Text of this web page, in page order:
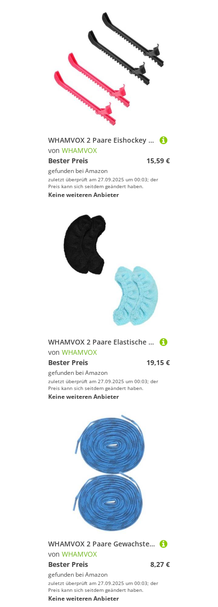
WHAMVOX 2 Paare Eishockey Schlittschuh Kufen Schutz Skate Guards Schwarz Praktisch Langlebig Einfach zu Benutzen für Eiskunstlauf und Hockey Schlittschuhe
von WHAMVOX
Bester Preis
15,59 €
gefunden bei Amazon
zuletzt überprüft am 27.09.2025 um 00:03; der
Preis kann sich seitdem geändert haben.
Keine weiteren Anbieter
WHAMVOX 2 Paare Elastische Schlittschuh kufenschoner für Weiche Schützende Eislaufschuhüberzüge Schwarz Hellblau für Hockey Kunstlaufkufen
von WHAMVOX
Bester Preis
19,15 €
gefunden bei Amazon
zuletzt überprüft am 27.09.2025 um 00:03; der
Preis kann sich seitdem geändert haben.
Keine weiteren Anbieter
WHAMVOX 2 Paare Gewachste Eishockey Schnürsenkel aus Langlebigem Polyester Verschleißfest und Leicht Lange Schlittschuh Rollschuhbänder Geeignet für Eishockey Inline Sportschuhe
von WHAMVOX
Bester Preis
8,27 €
gefunden bei Amazon
zuletzt überprüft am 27.09.2025 um 00:03; der
Preis kann sich seitdem geändert haben.
Keine weiteren Anbieter